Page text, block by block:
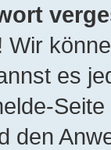
Wir
es
den